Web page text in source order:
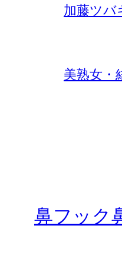
加藤ツバ
美熟女・
鼻フック